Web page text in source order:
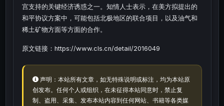
宫支持的关键经济诱惑之一。知情人士表示，在美方拟提出的
和平协议方案中，可能包括北极地区的联合项目，以及油气和
稀土矿物方面等方面的合作。
原文链接：https://www.cls.cn/detail/2016049
声明：本站所有文章，如无特殊说明或标注，均为本站原
创发布。任何个人或组织，在未征得本站同意时，禁止复
制、盗用、采集、发布本站内容到任何网站、书籍等各类媒